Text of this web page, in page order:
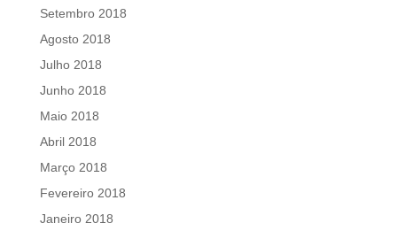
Setembro 2018
Agosto 2018
Julho 2018
Junho 2018
Maio 2018
Abril 2018
Março 2018
Fevereiro 2018
Janeiro 2018